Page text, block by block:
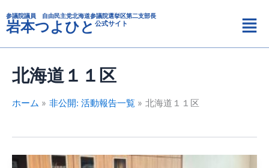
容
を
ス
参議院議員 自由民主党北海道参議院選挙区第二支部長
岩本つよひと 公式サイト
メ
ニ
ュ
北海道１１区
ホーム 非公開: 活動報告一覧 北海道１１区
今
テ
ゴ